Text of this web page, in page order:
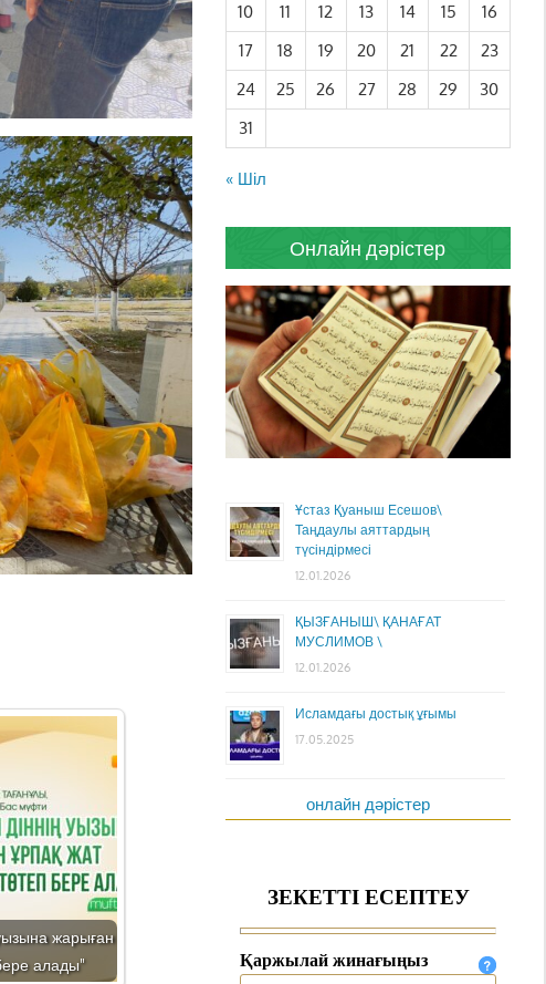
жарыған
алады"
10
11 12 13 14 15
16
17
18 19 20 21 22
23
24
25 26 27 28 29
30
31
« Шіл
Онлайн дәрістер
Ұстаз Қуаныш Есешов\
Таңдаулы аяттардың
түсіндірмесі
12.01.2026
ҚЫЗҒАНЫШ\ ҚАНАҒАТ
МУСЛИМОВ \
12.01.2026
Исламдағы достық ұғымы
17.05.2025
онлайн дәрістер